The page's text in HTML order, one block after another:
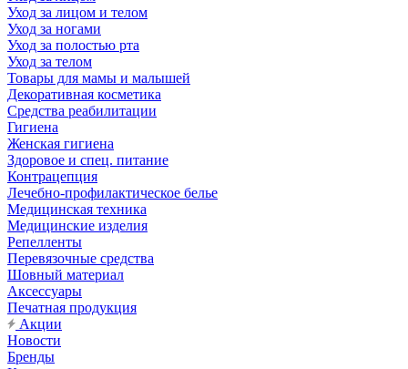
Уход за лицом и телом
Уход за ногами
Уход за полостью рта
Уход за телом
Товары для мамы и малышей
Декоративная косметика
Средства реабилитации
Гигиена
Женская гигиена
Здоровое и спец. питание
Контрацепция
Лечебно-профилактическое белье
Медицинская техника
Медицинские изделия
Репелленты
Перевязочные средства
Шовный материал
Аксессуары
Печатная продукция
Акции
Новости
Бренды